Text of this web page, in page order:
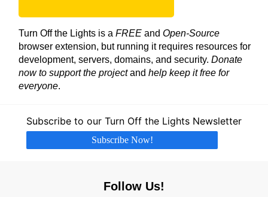
Turn Off the Lights is a FREE and Open-Source
browser extension, but running it requires resources for
development, servers, domains, and security. Donate
now to support the projectand help keep it free for
everyone.
Subscribe to our Turn Off the Lights Newsletter
Subscribe Now!
Follow Us!